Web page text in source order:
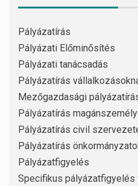
Pályázatírás
Pályázati Előminősítés
Pályázati tanácsadás
Pályázatírás
Mezőgazdasági
Pályázatírás
Pályázatírás civil
Pályázatírás
Pályázatfigyelés
Specifikus pályázatfigyelés